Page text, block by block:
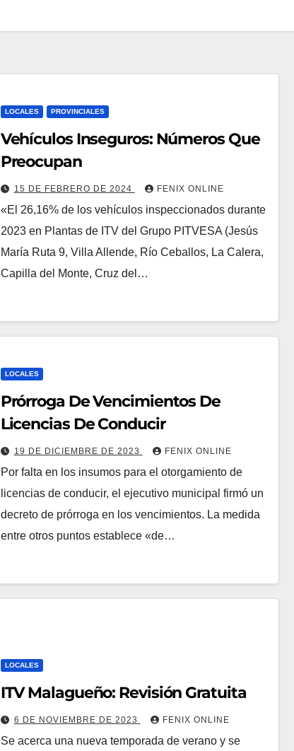
LOCALES PROVINCIALES
Vehículos Inseguros: Números Que
Preocupan
15 DE FEBRERO DE 2024 FENIX ONLINE
«El 26,16% de los vehículos inspeccionados durante
2023 en Plantas de ITV del Grupo PITVESA (Jesús
María Ruta 9, Villa Allende, Río Ceballos, La Calera,
Capilla del Monte, Cruz del…
LOCALES
Prórroga De Vencimientos De
Licencias De Conducir
19 DE DICIEMBRE DE 2023 FENIX ONLINE
Por falta en los insumos para el otorgamiento de
licencias de conducir, el ejecutivo municipal firmó un
decreto de prórroga en los vencimientos. La medida
entre otros puntos establece «de…
LOCALES
ITV Malagueño: Revisión Gratuita
6 DE NOVIEMBRE DE 2023 FENIX ONLINE
Se acerca una nueva temporada de verano y se